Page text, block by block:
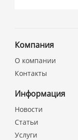
Компания
О компании
Контакты
Информация
Новости
Статьи
Услуги